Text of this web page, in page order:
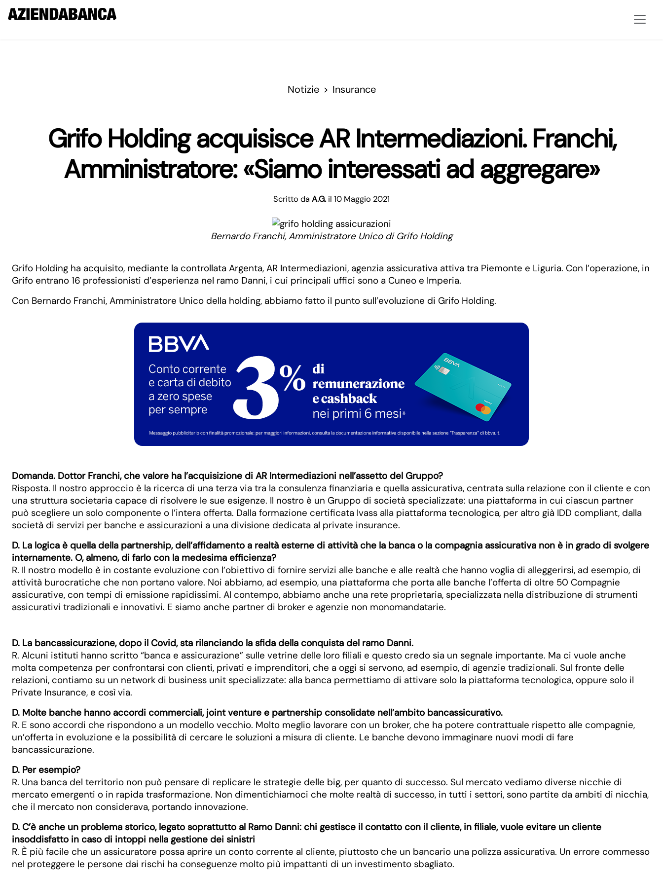
Notizie Insurance
Grifo Holding acquisisce AR Intermediazioni. Franchi,
Amministratore: «Siamo interessati ad aggregare»
Scritto da A.G. il 10 Maggio 2021
Bernardo Franchi, Amministratore Unico di Grifo Holding
Grifo Holding ha acquisito, mediante la controllata Argenta, AR Intermediazioni, agenzia assicurativa attiva tra Piemonte e Liguria. Con l’operazione, in
Grifo entrano 16 professionisti d’esperienza nel ramo Danni, i cui principali uffici sono a Cuneo e Imperia.
Con Bernardo Franchi, Amministratore Unico della holding, abbiamo fatto il punto sull’evoluzione di Grifo Holding.
Domanda. Dottor Franchi, che valore ha l’acquisizione di AR Intermediazioni nell’assetto del Gruppo?
Risposta. Il nostro approccio è la ricerca di una terza via tra la consulenza finanziaria e quella assicurativa, centrata sulla relazione con il cliente e con
una struttura societaria capace di risolvere le sue esigenze. Il nostro è un Gruppo di società specializzate: una piattaforma in cui ciascun partner
può scegliere un solo componente o l’intera offerta. Dalla formazione certificata Ivass alla piattaforma tecnologica, per altro già IDD compliant, dalla
società di servizi per banche e assicurazioni a una divisione dedicata al private insurance.
D. La logica è quella della partnership, dell’affidamento a realtà esterne di attività che la banca o la compagnia assicurativa non è in grado di svolgere
internamente. O, almeno, di farlo con la medesima efficienza?
R. Il nostro modello è in costante evoluzione con l’obiettivo di fornire servizi alle banche e alle realtà che hanno voglia di alleggerirsi, ad esempio, di
attività burocratiche che non portano valore. Noi abbiamo, ad esempio, una piattaforma che porta alle banche l’offerta di oltre 50 Compagnie
assicurative, con tempi di emissione rapidissimi. Al contempo, abbiamo anche una rete proprietaria, specializzata nella distribuzione di strumenti
assicurativi tradizionali e innovativi. E siamo anche partner di broker e agenzie non monomandatarie.
D. La bancassicurazione, dopo il Covid, sta rilanciando la sfida della conquista del ramo Danni.
R. Alcuni istituti hanno scritto “banca e assicurazione” sulle vetrine delle loro filiali e questo credo sia un segnale importante. Ma ci vuole anche
molta competenza per confrontarsi con clienti, privati e imprenditori, che a oggi si servono, ad esempio, di agenzie tradizionali. Sul fronte delle
relazioni, contiamo su un network di business unit specializzate: alla banca permettiamo di attivare solo la piattaforma tecnologica, oppure solo il
Private Insurance, e così via.
D. Molte banche hanno accordi commerciali, joint venture e partnership consolidate nell’ambito bancassicurativo.
R. E sono accordi che rispondono a un modello vecchio. Molto meglio lavorare con un broker, che ha potere contrattuale rispetto alle compagnie,
un’offerta in evoluzione e la possibilità di cercare le soluzioni a misura di cliente. Le banche devono immaginare nuovi modi di fare
bancassicurazione.
D. Per esempio?
R. Una banca del territorio non può pensare di replicare le strategie delle big, per quanto di successo. Sul mercato vediamo diverse nicchie di
mercato emergenti o in rapida trasformazione. Non dimentichiamoci che molte realtà di successo, in tutti i settori, sono partite da ambiti di nicchia,
che il mercato non considerava, portando innovazione.
D. C’è anche un problema storico, legato soprattutto al Ramo Danni: chi gestisce il contatto con il cliente, in filiale, vuole evitare un cliente
insoddisfatto in caso di intoppi nella gestione dei sinistri
R. È più facile che un assicuratore possa aprire un conto corrente al cliente, piuttosto che un bancario una polizza assicurativa. Un errore commesso
nel proteggere le persone dai rischi ha conseguenze molto più impattanti di un investimento sbagliato.